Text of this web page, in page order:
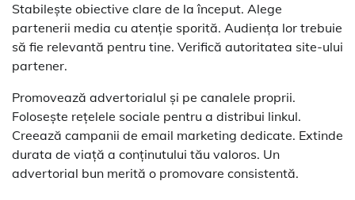
Stabilește obiective clare de la început. Alege
partenerii media cu atenție sporită. Audiența lor trebuie
să fie relevantă pentru tine. Verifică autoritatea site-ului
partener.
Promovează advertorialul și pe canalele proprii.
Folosește rețelele sociale pentru a distribui linkul.
Creează campanii de email marketing dedicate. Extinde
durata de viață a conținutului tău valoros. Un
advertorial bun merită o promovare consistentă.